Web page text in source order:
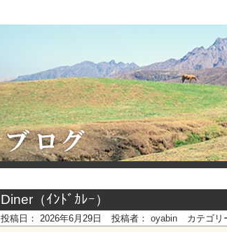
Diner（ｲﾝﾄﾞｶﾚｰ）
投稿日： 2026年6月29日 投稿者： oyabin カテゴリ